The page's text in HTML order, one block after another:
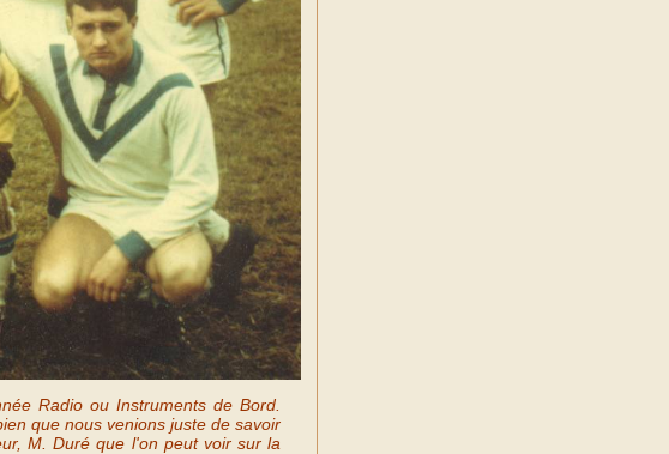
Radio ou Instruments de Bord.
que nous venions juste de savoir
M. Duré que l'on peut voir sur la